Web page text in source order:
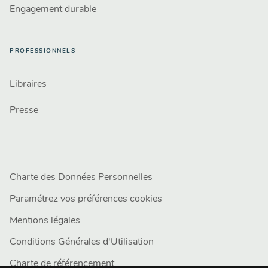
Engagement durable
PROFESSIONNELS
Libraires
Presse
Charte des Données Personnelles
Paramétrez vos préférences cookies
Mentions légales
Conditions Générales d'Utilisation
Charte de référencement